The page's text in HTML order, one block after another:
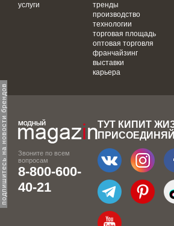
подпишитесь на новости брендов
услуги
тренды
производство
технологии
торговая площадь
оптовая торговля
франчайзинг
выставки
карьера
Звоните по всем
вопросам
8-800-600-
40-21
ТУТ КИПИТ